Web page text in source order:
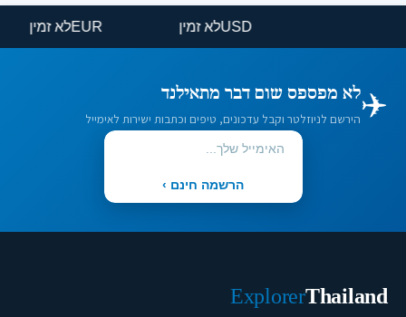
USDלא זמין EURלא זמין
✈️לא מפספס שום דבר מתאילנד
הירשם לניוזלטר וקבל עדכונים, טיפים וכתבות ישירות לאימייל
הרשמה חינם ›
Thailand
Explorer